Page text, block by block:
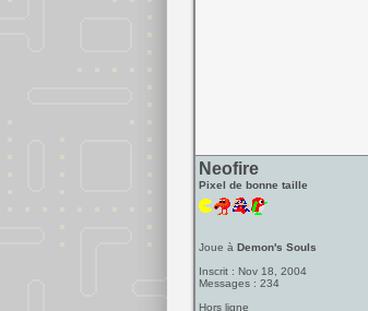
Neofire
Pixel de bonne taille
Joue à Demon's Souls
Inscrit : Nov 18, 2004
Messages : 234
Hors ligne